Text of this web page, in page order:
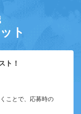
ト
ト！
ことで、応募時の